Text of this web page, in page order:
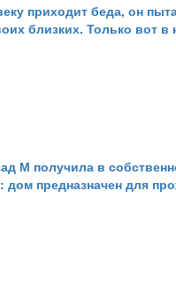
приходит беда, он
близких. Только вот в
М получила в
предназначен для